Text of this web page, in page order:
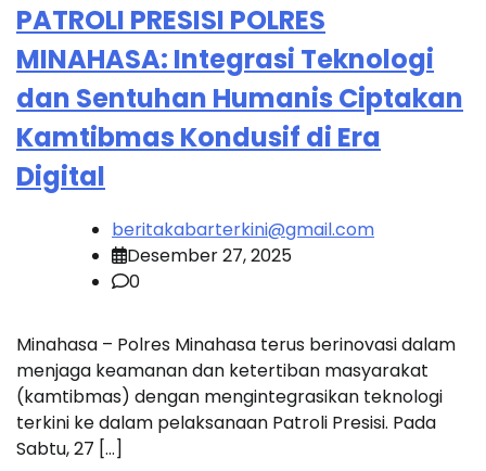
PATROLI PRESISI POLRES
MINAHASA: Integrasi Teknologi
dan Sentuhan Humanis Ciptakan
Kamtibmas Kondusif di Era
Digital
beritakabarterkini@gmail.com
Desember 27, 2025
0
Minahasa – Polres Minahasa terus berinovasi dalam
menjaga keamanan dan ketertiban masyarakat
(kamtibmas) dengan mengintegrasikan teknologi
terkini ke dalam pelaksanaan Patroli Presisi. Pada
Sabtu, 27 […]